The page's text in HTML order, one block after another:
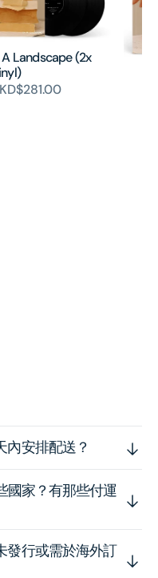
A Landscape (2x
內安排配送？
國家？有那些付運
發行或需於海外訂